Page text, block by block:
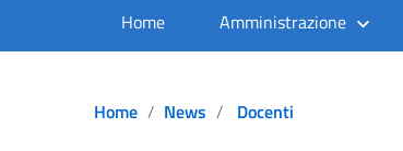
Home Amministrazione
Home News Docenti